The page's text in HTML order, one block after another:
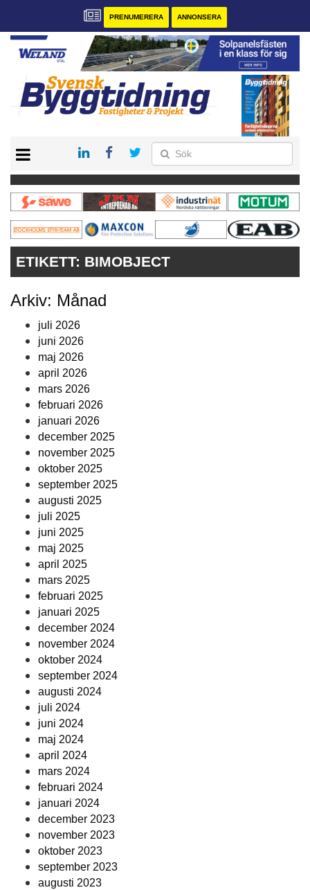
PRENUMERERA ANNONSERA
PRENUMERERA
VÅRA ANDRA MAGASIN
ANNONSERA
KONTAKT
ETIKETT: BIMOBJECT
Arkiv: Månad
juli 2026
juni 2026
maj 2026
april 2026
mars 2026
februari 2026
januari 2026
december 2025
november 2025
oktober 2025
september 2025
augusti 2025
juli 2025
juni 2025
maj 2025
april 2025
mars 2025
februari 2025
januari 2025
december 2024
november 2024
oktober 2024
september 2024
augusti 2024
juli 2024
juni 2024
maj 2024
april 2024
mars 2024
februari 2024
januari 2024
december 2023
november 2023
oktober 2023
september 2023
augusti 2023